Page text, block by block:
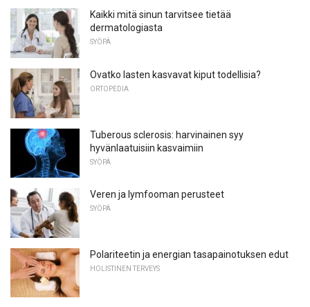
Kaikki mitä sinun tarvitsee tietää
dermatologiasta
SYÖPÄ
Ovatko lasten kasvavat kiput todellisia?
ORTOPEDIA
Tuberous sclerosis: harvinainen syy
hyvänlaatuisiin kasvaimiin
SYÖPÄ
Veren ja lymfooman perusteet
SYÖPÄ
Polariteetin ja energian tasapainotuksen edut
HOLISTINEN TERVEYS